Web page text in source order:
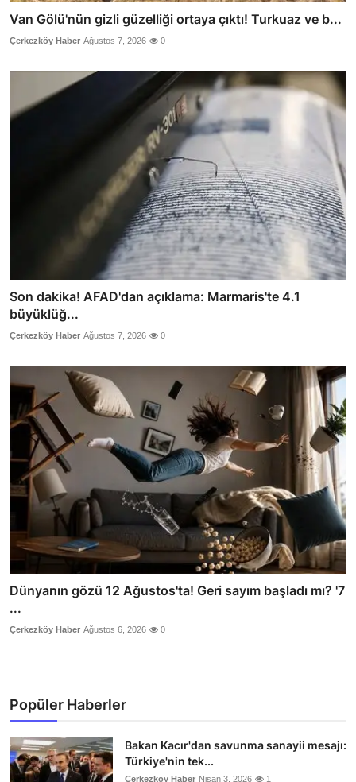
Van Gölü'nün gizli güzelliği ortaya çıktı! Turkuaz ve b...
Çerkezköy Haber Ağustos 7, 2026 0
Son dakika! AFAD'dan açıklama: Marmaris'te 4.1
büyüklüğ...
Çerkezköy Haber Ağustos 7, 2026 0
Dünyanın gözü 12 Ağustos'ta! Geri sayım başladı mı? '7
...
Çerkezköy Haber Ağustos 6, 2026 0
Popüler Haberler
Bakan Kacır'dan savunma sanayii mesajı:
Türkiye'nin tek...
Çerkezköy Haber Nisan 3, 2026 1